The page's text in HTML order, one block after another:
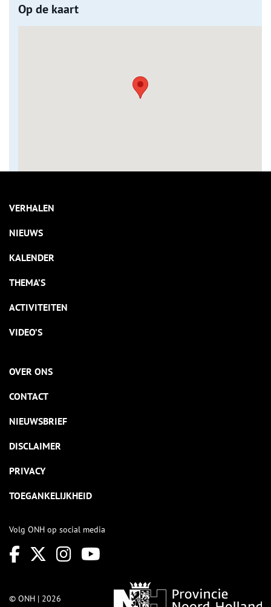
Op de kaart
VERHALEN
NIEUWS
KALENDER
THEMA’S
ACTIVITEITEN
VIDEO’S
OVER ONS
CONTACT
NIEUWSBRIEF
DISCLAIMER
PRIVACY
TOEGANKELIJKHEID
Volg ONH op social media
© ONH | 2026